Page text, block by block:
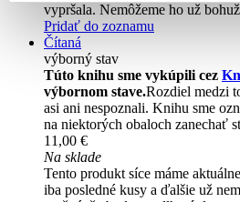
vypršala. Nemôžeme ho už
Pridať do zoznamu
Čítaná
výborný stav
Túto knihu sme vykúpili cez
výbornom stave.Rozdiel medzi
asi ani nespoznali. Knihu sme
na niektorých obaloch zanechať
11,00 €
Na sklade
Tento produkt síce máme
iba posledné kusy a ďalšie už